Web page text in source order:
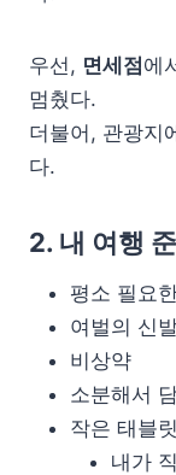
우선, 면세점에
멈췄다.
더불어, 관광지
다.
2. 내 여행
평소 필요
여벌의 신
비상약
소분해서
작은 태블
내가